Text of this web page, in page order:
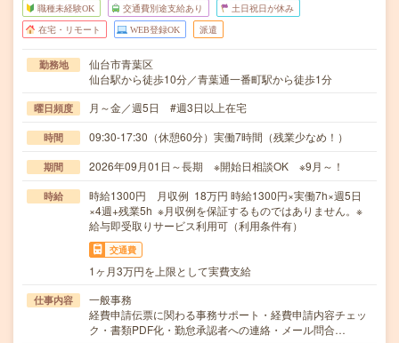
職種未経験OK 交通費別途支給あり 土日祝日が休み
在宅・リモート WEB登録OK 派遣
勤務地
仙台市青葉区
仙台駅から徒歩10分／青葉通一番町駅から徒歩1分
曜日頻度 月～金／週5日 #週3日以上在宅
時間 09:30-17:30（休憩60分）実働7時間（残業少なめ！）
期間 2026年09月01日～長期 ※開始日相談OK ※9月～！
時給
時給1300円 月収例 18万円 時給1300円×実働7h×週5日
×4週+残業5h ※月収例を保証するものではありません。※
給与即受取りサービス利用可（利用条件有）
交通費
1ヶ月3万円を上限として実費支給
仕事内容
一般事務
経費申請伝票に関わる事務サポート・経費申請内容チェッ
ク・書類PDF化・勤怠承認者への連絡・メール問合…